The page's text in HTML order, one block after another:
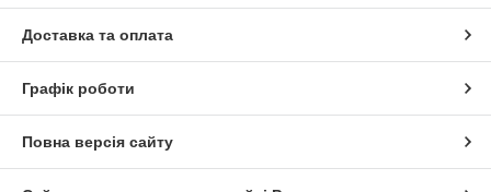
Доставка та оплата
Графік роботи
Повна версія сайту